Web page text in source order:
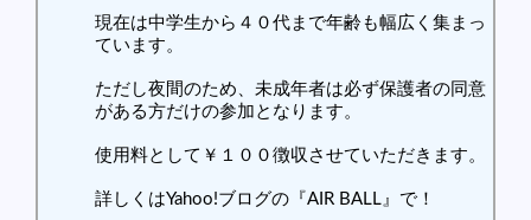
現在は中学生から４０代まで年齢も幅広く集まっ
ています。
ただし夜間のため、未成年者は必ず保護者の同意
がある方だけの参加となります。
使用料として￥１００徴収させていただきます。
詳しくはYahoo!ブログの『AIR BALL』で！